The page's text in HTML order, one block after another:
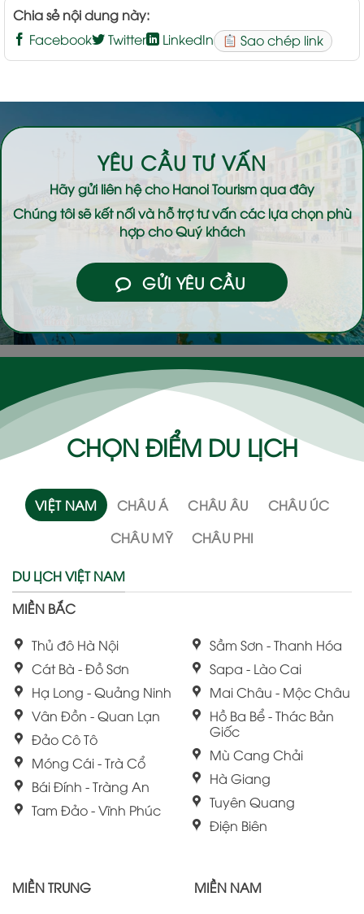
Chia sẻ nội dung này:
Facebook
Twitter LinkedIn Sao chép link
YÊU CẦU TƯ VẤN
Hãy gửi liên hệ choHanoi Tourismqua đây
Chúng tôi sẽ kết nối và hỗ trợ tư vấn các lựa chọn phù
hợp cho Quý khách
GỬI YÊU CẦU
CHỌN ĐIỂM DU LỊCH
VIỆT NAM CHÂU Á CHÂU ÂU
CHÂU ÚC
CHÂU MỸ
CHÂU PHI
DU LỊCH VIỆT NAM
MIỀN BẮC
Thủ đô Hà Nội
Cát Bà - Đồ Sơn
Hạ Long - Quảng Ninh
Vân Đồn - Quan Lạn
Đảo Cô Tô
Móng Cái - Trà Cổ
Bái Đính - Tràng An
Tam Đảo - Vĩnh Phúc
Sầm Sơn - Thanh Hóa
Sapa - Lào Cai
Mai Châu - Mộc Châu
Hồ Ba Bể - Thác Bản
Giốc
Mù Cang Chải
Hà Giang
Tuyên Quang
Điện Biên
MIỀN TRUNG MIỀN NAM